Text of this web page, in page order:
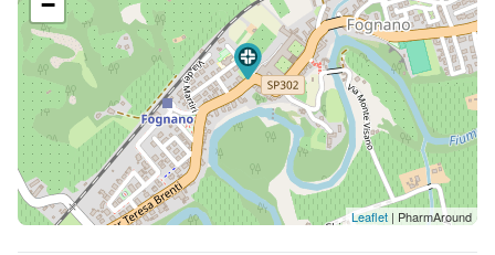
Leaflet | PharmAround